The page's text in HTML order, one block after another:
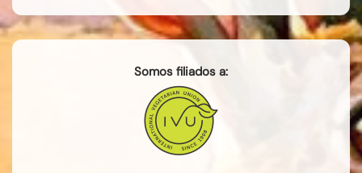
Somos filiados a: